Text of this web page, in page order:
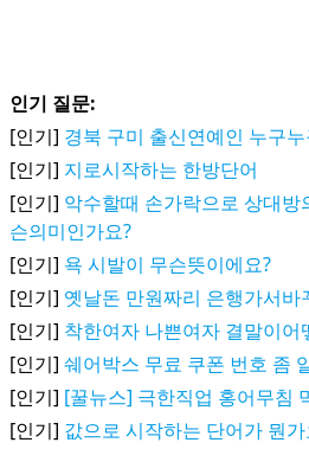
인기 질문:
[인기] 경북 구미 출신연예인 누구
[인기] 지로시작하는 한방단어
[인기] 악수할때 손가락으로 상대
슨의미인가요?
[인기] 욕 시발이 무슨뜻이에요?
[인기] 옛날돈 만원짜리 은행가서바
[인기] 착한여자 나쁜여자 결말이어
[인기] 쉐어박스 무료 쿠폰 번호 좀
[인기] [꿀뉴스] 극한직업 홍어무침
[인기] 값으로 시작하는 단어가 뭔가